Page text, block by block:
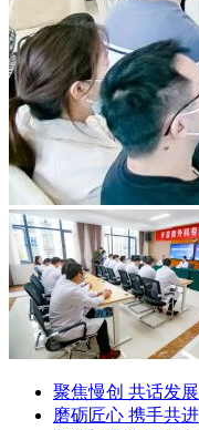
聚焦慢创 共话发
磨砺匠心 携手共